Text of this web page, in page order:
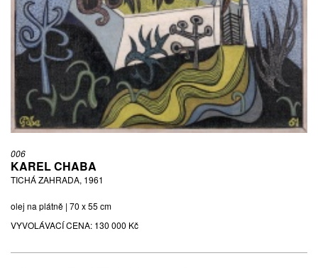
006
KAREL CHABA
TICHÁ ZAHRADA, 1961
olej na plátně | 70 x 55 cm
VYVOLÁVACÍ CENA: 130 000 Kč